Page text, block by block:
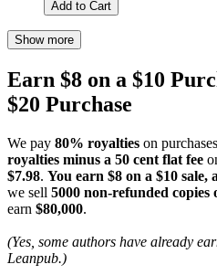
Add to Cart
Show more
Earn $8 on a $10
$20 Purchase
We pay 80% royalties on
royalties minus a 50 cent flat fee
$7.98. You earn $8 on a $10 sale,
we sell 5000 non-refunded
earn $80,000.
(Yes, some authors have already
Leanpub.)